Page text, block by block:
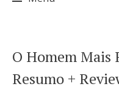
para
o
O Homem Mais
Resumo +